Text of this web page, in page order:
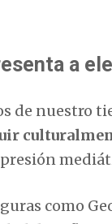
a
de nuestro
como